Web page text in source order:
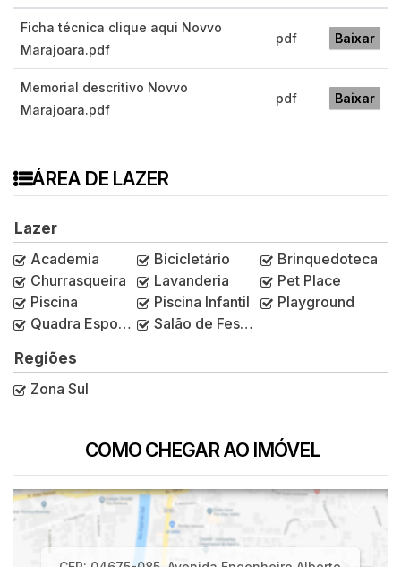
Ficha técnica clique aqui Novvo
Marajoara.pdf
pdf Baixar
Memorial descritivo Novvo
Marajoara.pdf
pdf Baixar
ÁREA DE LAZER
Lazer
Academia
Bicicletário
Brinquedoteca
Churrasqueira
Lavanderia
Pet Place
Piscina
Piscina Infantil
Playground
Quadra Esportiva
Salão de Festas
Regiões
Zona Sul
COMO CHEGAR AO IMÓVEL